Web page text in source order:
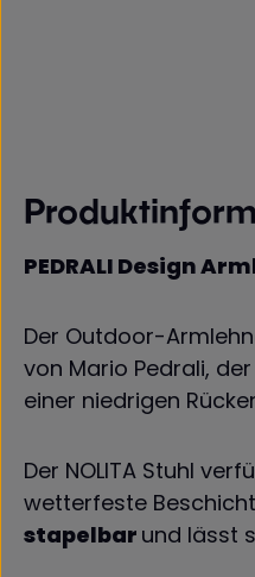
PEDRALI Design
Der Outdoor-
von Mario Pedrali,
einer niedrigen
Der NOLITA Stuhl
wetterfeste
stapelbar und lässt